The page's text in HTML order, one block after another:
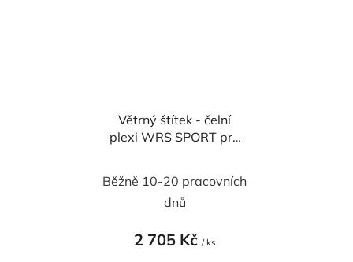
Větrný štítek - čelní
plexi WRS SPORT pro
Běžně 10-20 pracovních
dnů
2 705 Kč / ks